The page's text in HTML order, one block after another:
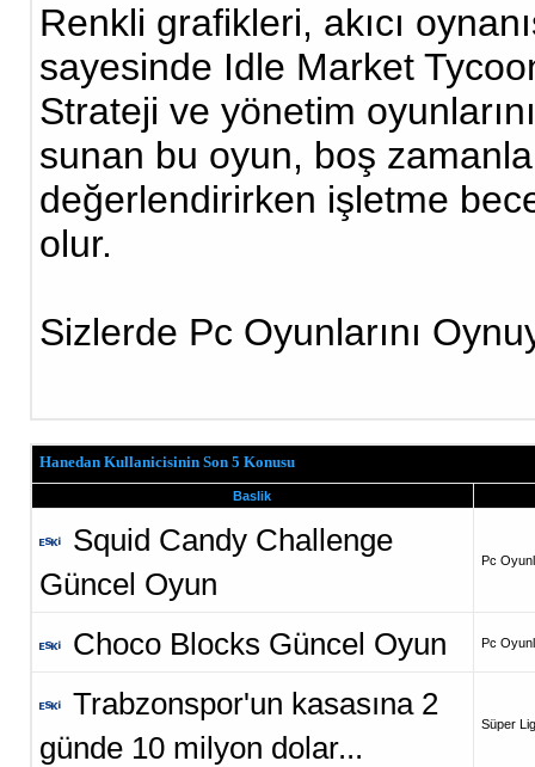
Renkli grafikleri, akıcı
sayesinde Idle Market
Strateji ve yönetim
sunan bu oyun, boş
değerlendirirken işletme
olur.
Sizlerde Pc Oyunlarını
Hanedan Kullanicisinin Son 5 Konusu
Baslik
Squid Candy Challenge
Güncel Oyun
Pc
Choco Blocks Güncel Oyun Pc
Trabzonspor'un kasasına 2
günde 10 milyon dolar...
Süper Lig